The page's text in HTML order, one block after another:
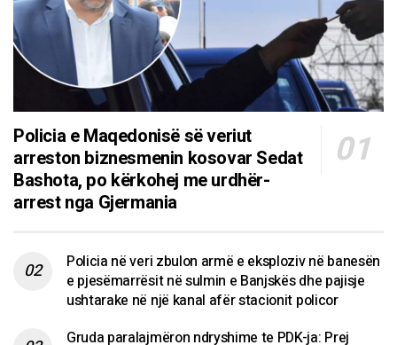
Policia e Maqedonisë së veriut
arreston biznesmenin kosovar Sedat
Bashota, po kërkohej me urdhër-
arrest nga Gjermania
Policia në veri zbulon armë e eksploziv në banesën
e pjesëmarrësit në sulmin e Banjskës dhe pajisje
ushtarake në një kanal afër stacionit policor
Gruda paralajmëron ndryshime te PDK-ja: Prej